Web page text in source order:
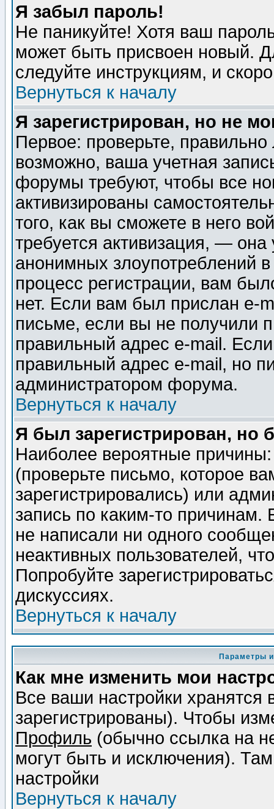
Я забыл пароль!
Не паникуйте! Хотя ваш
может быть присвоен новый.
следуйте инструкциям, и
Вернуться к началу
Я зарегистрирован, но не
Первое: проверьте,
возможно, ваша учетная
форумы требуют, чтобы все
активизированы
того, как вы сможете в него
требуется активизация, —
анонимных злоупотреблений
процесс регистрации, вам
нет. Если вам был прислан e-
письме, если вы не получили
правильный адрес e-mail.
правильный адрес e-mail, но
администратором форума.
Вернуться к началу
Я был зарегистрирован, но
Наиболее вероятные
(проверьте письмо, которое
зарегистрировались) или
запись по каким-то
не написали ни одного
неактивных пользователей,
Попробуйте
дискуссиях.
Вернуться к началу
Параметры
Как мне изменить мои
Все ваши настройки
зарегистрированы). Чтобы
Профиль (обычно ссылка на
могут быть и исключения).
настройки
Вернуться к началу